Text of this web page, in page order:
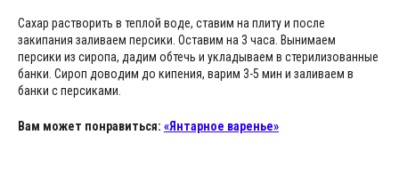
Сахар растворить в теплой воде, ставим на плиту и после
закипания заливаем персики. Оставим на 3 часа. Вынимаем
персики из сиропа, дадим обтечь и укладываем в стерилизованные
банки. Сироп доводим до кипения, варим 3-5 мин и заливаем в
банки с персиками.
Вам может понравиться: «Янтарное варенье»